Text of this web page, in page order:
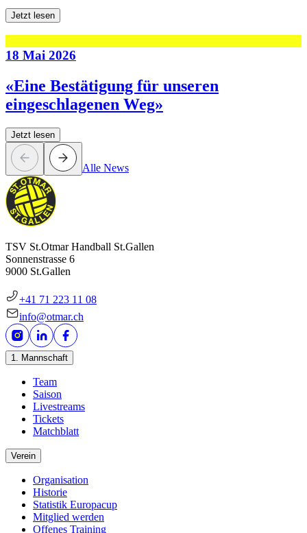
Jetzt lesen
18 Mai 2026
«Eine Bestätigung für unseren
eingeschlagenen Weg»
Jetzt lesen
Alle News
TSV St.Otmar Handball St.Gallen
Sonnenstrasse 6
9000 St.Gallen
+41 71 223 11 08
info@otmar.ch
1. Mannschaft
Team
Saison
Livestreams
Tickets
Matchblatt
Verein
Organisation
Historie
Statistik Europacup
Mitglied werden
Offenes Training